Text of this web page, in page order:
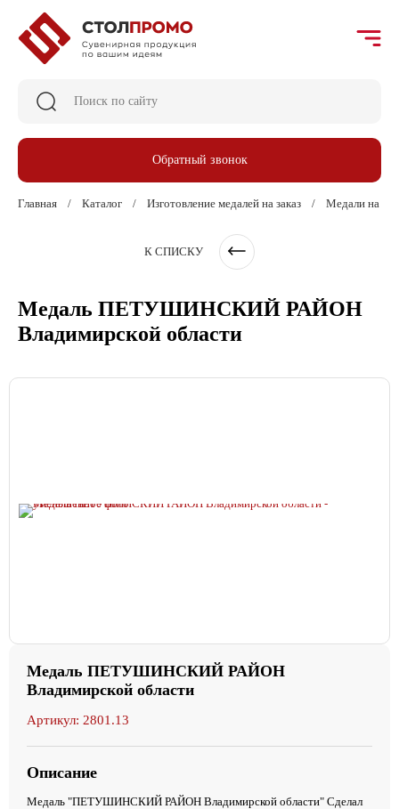
Обратный звонок
Главная Каталог Изготовление медалей на заказ Медали на
К СПИСКУ
Медаль ПЕТУШИНСКИЙ РАЙОН
Владимирской области
Медаль ПЕТУШИНСКИЙ РАЙОН
Владимирской области
Артикул: 2801.13
Описание
Медаль "ПЕТУШИНСКИЙ РАЙОН Владимирской области" Сделал